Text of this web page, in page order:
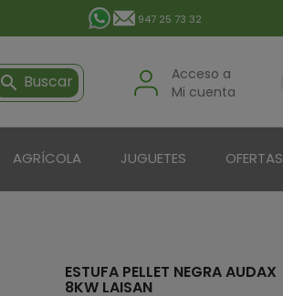
947 25 73 32
 Buscar
Acceso a
Mi cuenta
AGRÍCOLA JUGUETES OFERTAS
ESTUFA PELLET NEGRA AUDAX
8KW LAISAN